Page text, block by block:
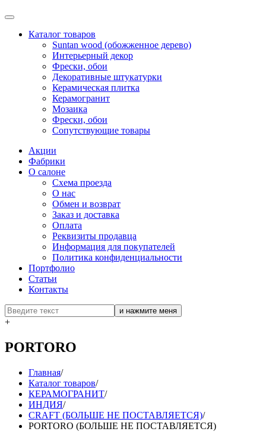
Каталог товаров
Suntan wood (обожженное дерево)
Интерьерный декор
Фрески, обои
Декоративные штукатурки
Керамическая плитка
Керамогранит
Мозаика
Фрески, обои
Сопутствующие товары
Акции
Фабрики
О салоне
Схема проезда
О нас
Обмен и возврат
Заказ и доставка
Оплата
Реквизиты продавца
Информация для покупателей
Политика конфиденциальности
Портфолио
Статьи
Контакты
+
PORTORO
Главная/
Каталог товаров/
КЕРАМОГРАНИТ/
ИНДИЯ/
CRAFT (БОЛЬШЕ НЕ ПОСТАВЛЯЕТСЯ)/
PORTORO (БОЛЬШЕ НЕ ПОСТАВЛЯЕТСЯ)